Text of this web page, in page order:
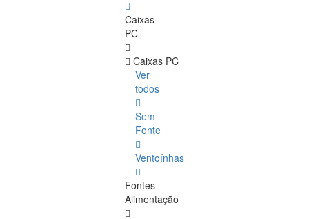
Caixas
PC
Caixas PC
Ver
todos
Sem
Fonte
Ventoínhas
Fontes
Alimentação